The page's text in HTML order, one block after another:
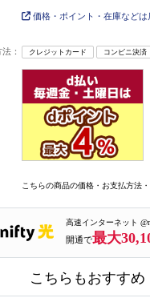
価格・ポイント・在庫など
： クレジットカード コンビニ決済
こちらの商品の価格・お支払方法
高速インターネット
開通で最大
こちらもおすすめ